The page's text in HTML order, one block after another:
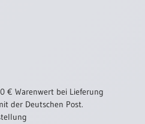
€ Warenwert bei Lieferung
der Deutschen Post.